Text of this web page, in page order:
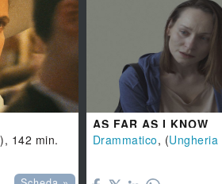
), 142 min.
AS FAR AS I KNOW
Drammatico, (Ungheria